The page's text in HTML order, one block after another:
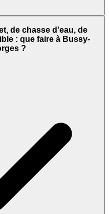
de chasse d'eau, de
: que faire à Bussy-
?